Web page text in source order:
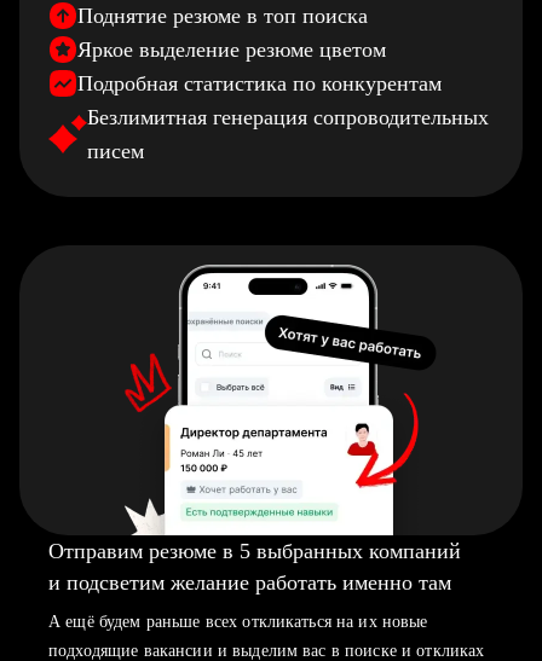
Поднятие резюме в топ поиска
Яркое выделение резюме цветом
Подробная статистика по конкурентам
Безлимитная генерация сопроводительных
писем
Отправим резюме в 5 выбранных компаний
и подсветим желание работать именно там
А ещё будем раньше всех откликаться на их новые
подходящие вакансии и выделим вас в поиске и откликах